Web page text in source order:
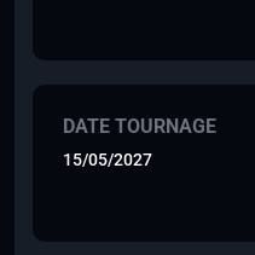
DATE TOURNAGE
15/05/2027